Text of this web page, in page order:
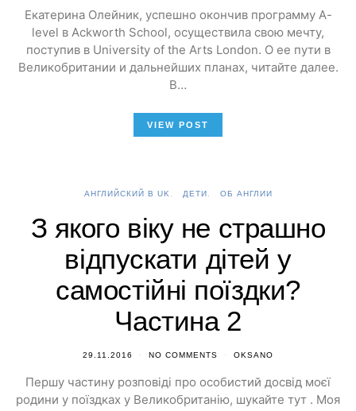
Екатерина Олейник, успешно окончив программу A-
level в Ackworth School, осуществила свою мечту,
поступив в University of the Arts London. О ее пути в
Великобритании и дальнейших планах, читайте далее.
В…
VIEW POST
АНГЛИЙСКИЙ В UK ДЕТИ ОБ АНГЛИИ
З якого віку не страшно
відпускати дітей у
самостійні поїздки?
Частина 2
29.11.2016 NO COMMENTS OKSANO
Першу частину розповіді про особистий досвід моєї
родини у поїздках у Великобританію, шукайте тут . Моя